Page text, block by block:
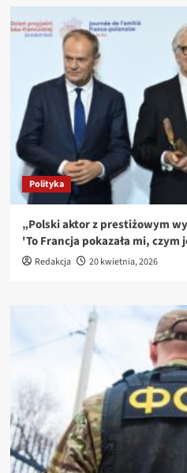
Polityka
„Polski aktor z prestiżowym
'To Francja pokazała mi,
Redakcja 20 kwietnia, 2026